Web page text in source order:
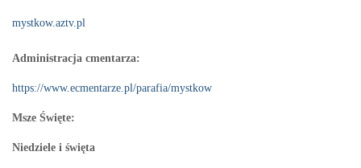
mystkow.aztv.pl
Administracja cmentarza:
https://www.ecmentarze.pl/parafia/mystkow
Msze Święte:
Niedziele i święta